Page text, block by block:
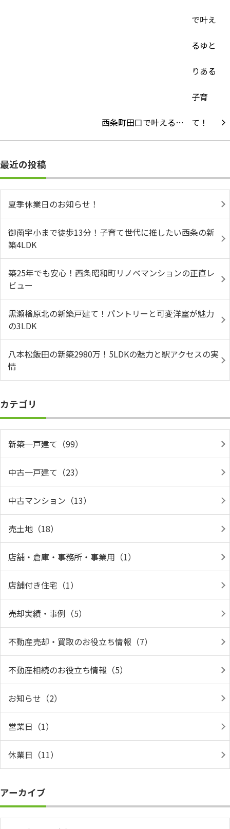
西条町田口で叶える…
最近の投稿
夏季休業日のお知らせ！
御薗宇小まで徒歩13分！子育て世代に推したい西条の新
築4LDK
築25年でも安心！西条昭和町リノベマンションの正直レ
ビュー
黒瀬楢原北の新築戸建て！パントリーと可変洋室が魅力
の3LDK
八本松飯田の新築2980万！5LDKの魅力と駅アクセスの実
情
カテゴリ
新築一戸建て（99）
中古一戸建て（23）
中古マンション（13）
売土地（18）
店舗・倉庫・事務所・事業用（1）
店舗付き住宅（1）
売却実績・事例（5）
不動産売却・買取のお役立ち情報（7）
不動産相続のお役立ち情報（5）
お知らせ（2）
営業日（1）
休業日（11）
アーカイブ